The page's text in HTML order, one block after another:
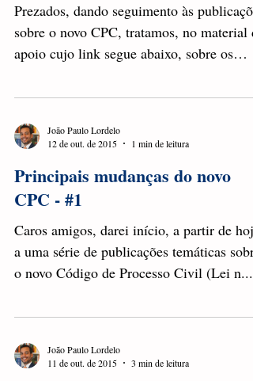
Prezados, dando seguimento às
sobre o novo CPC, tratamos, no material
apoio cujo link segue abaixo, sobre os
João Paulo Lordelo
12 de out. de 2015
1 min de leitura
Principais mudanças do novo
CPC - #1
Caros amigos, darei início, a partir de
a uma série de publicações temáticas sobre
o novo Código de Processo Civil (Lei n....
João Paulo Lordelo
11 de out. de 2015
3 min de leitura